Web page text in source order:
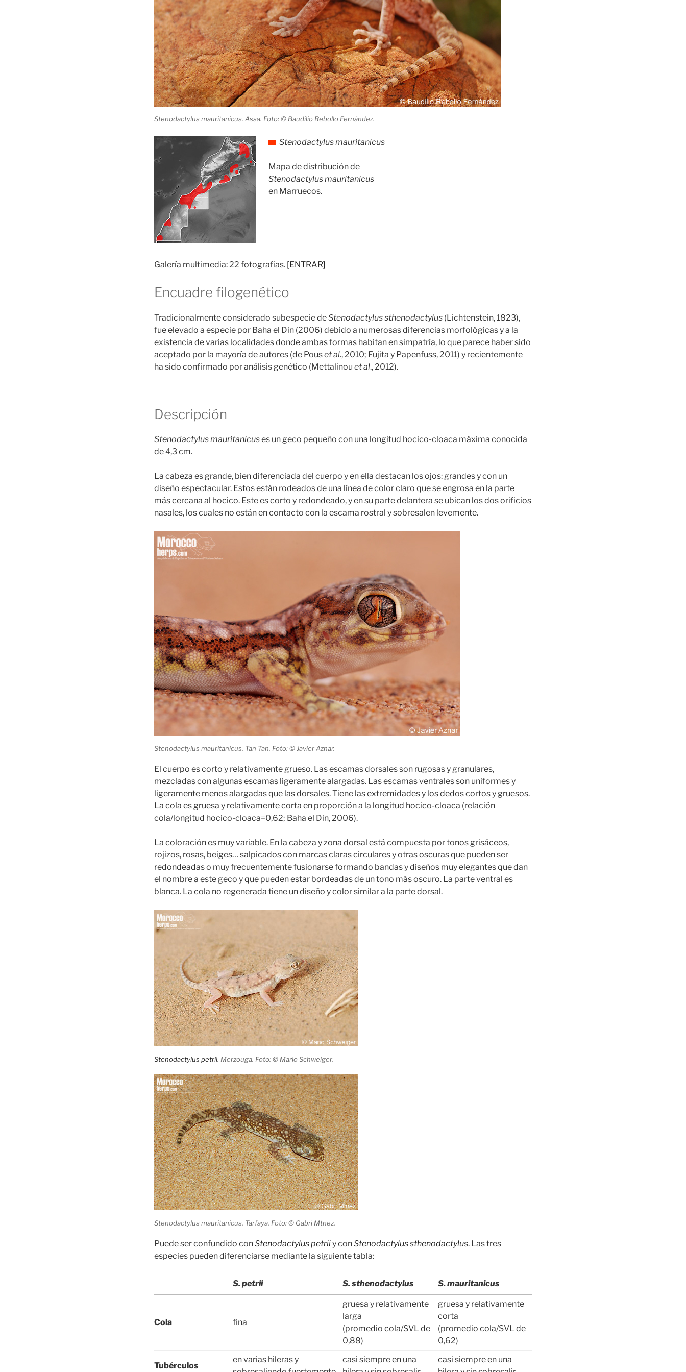
Stenodactylus mauritanicus. Assa. Foto: © Baudilio Rebollo Fernández.
Stenodactylus mauritanicus
Mapa de distribución de
Stenodactylus mauritanicus
en Marruecos.
Galería multimedia: 22 fotografías. [ENTRAR]
Encuadre filogenético
Tradicionalmente considerado subespecie deStenodactylus sthenodactylus (Lichtenstein, 1823),
fue elevado a especie por Baha el Din (2006) debido a numerosas diferencias morfológicas y a la
existencia de varias localidades donde ambas formas habitan en simpatría, lo que parece haber sido
aceptado por la mayoría de autores (de Pouset al., 2010; Fujita y Papenfuss, 2011) y recientemente
ha sido confirmado por análisis genético (Mettalinou et al., 2012).
Descripción
Stenodactylus mauritanicuses un geco pequeño con una longitud hocico-cloaca máxima conocida
de 4,3 cm.
La cabeza es grande, bien diferenciada del cuerpo y en ella destacan los ojos: grandes y con un
diseño espectacular. Estos están rodeados de una línea de color claro que se engrosa en la parte
más cercana al hocico. Este es corto y redondeado, y en su parte delantera se ubican los dos orificios
nasales, los cuales no están en contacto con la escama rostral y sobresalen levemente.
Stenodactylus mauritanicus. Tan-Tan. Foto: © Javier Aznar.
El cuerpo es corto y relativamente grueso. Las escamas dorsales son rugosas y granulares,
mezcladas con algunas escamas ligeramente alargadas. Las escamas ventrales son uniformes y
ligeramente menos alargadas que las dorsales. Tiene las extremidades y los dedos cortos y gruesos.
La cola es gruesa y relativamente corta en proporción a la longitud hocico-cloaca (relación
cola/longitud hocico-cloaca=0,62; Baha el Din, 2006).
La coloración es muy variable. En la cabeza y zona dorsal está compuesta por tonos grisáceos,
rojizos, rosas, beiges… salpicados con marcas claras circulares y otras oscuras que pueden ser
redondeadas o muy frecuentemente fusionarse formando bandas y diseños muy elegantes que dan
el nombre a este geco y que pueden estar bordeadas de un tono más oscuro. La parte ventral es
blanca. La cola no regenerada tiene un diseño y color similar a la parte dorsal.
Stenodactylus petrii. Merzouga. Foto: © Mario Schweiger.
Stenodactylus mauritanicus. Tarfaya. Foto: © Gabri Mtnez.
Puede ser confundido conStenodactylus petriiy conStenodactylus sthenodactylus. Las tres
especies pueden diferenciarse mediante la siguiente tabla:
S. petrii S. sthenodactylus S. mauritanicus
Cola fina
gruesa y relativamente
larga
(promedio cola/SVL de
0,88)
gruesa y relativamente
corta
(promedio cola/SVL de
0,62)
Tubérculos
en varias hileras y
casi siempre en una
casi siempre en una